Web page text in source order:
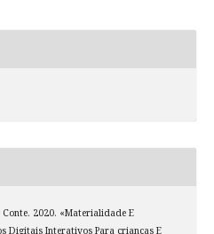
2020. «Materialidade E
Digitais Interativos Para crianças E